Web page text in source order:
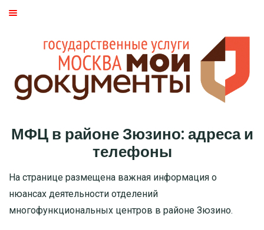
МФЦ в районе Зюзино: адреса и
телефоны
На странице размещена важная информация о
нюансах деятельности отделений
многофункциональных центров в районе Зюзино.
СТАТЬИ
БАСМАННЫЙ РАЙОН
МОЖАЙСКИЙ